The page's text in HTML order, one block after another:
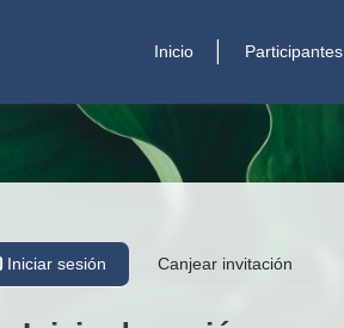
Inicio Participantes
Iniciar sesión Canjear invitación